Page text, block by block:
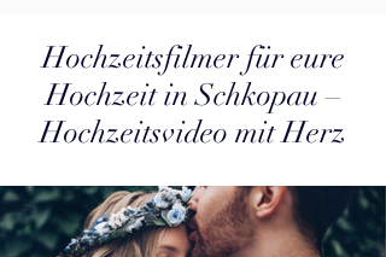
Hochzeitsfilmer für eure
Hochzeit in Schkopau –
Hochzeitsvideo mit Herz